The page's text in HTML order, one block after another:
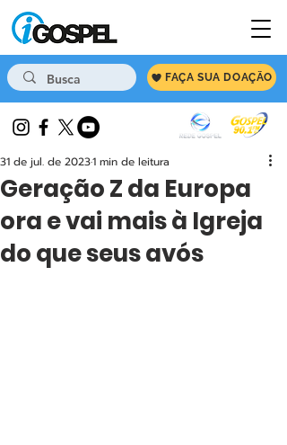
FAÇA SUA DOAÇÃO
Geração Z da Europa
ora e vai mais à Igreja
do que seus avós
31 de jul. de 20231 min de leitura